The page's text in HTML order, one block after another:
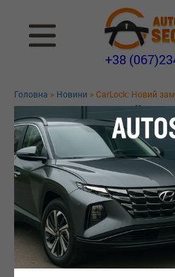
+38
Головна » Новини » CarLock: Новий
CARLOCK: НОВИЙ